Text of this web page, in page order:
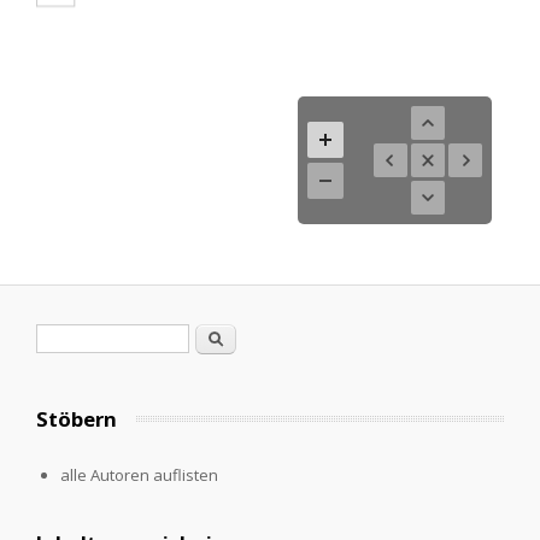
Search
Stöbern
alle Autoren auflisten